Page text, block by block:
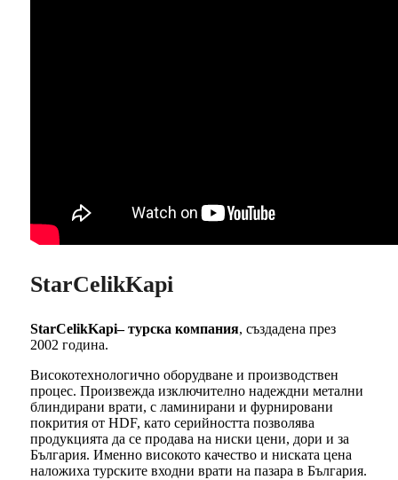
StarCelikKapi
StarCelikKapi– турска компания, създадена през
2002 година.
Високотехнологично оборудване и производствен
процес. Произвежда изключително надеждни метални
блиндирани врати, с ламинирани и фурнировани
покрития от HDF, като серийността позволява
продукцията да се продава на ниски цени, дори и за
България. Именно високото качество и ниската цена
наложиха турските входни врати на пазара в България.